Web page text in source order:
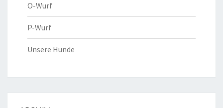
O-Wurf
P-Wurf
Unsere Hunde